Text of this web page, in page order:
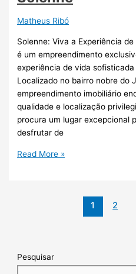
Matheus Ribó
Solenne: Viva a Experiência
é um empreendimento
experiência de vida
Localizado no bairro nobre do
empreendimento imobiliário
qualidade e localização
procura um lugar excepcional
desfrutar de
Read More »
1 2
Pesquisar